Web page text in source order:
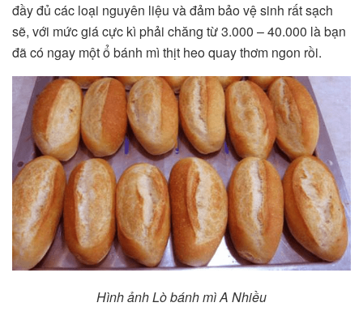
đầy đủ các loại nguyên liệu và đảm bảo vệ sinh rất sạch
sẽ, với mức giá cực kì phải chăng từ 3.000 – 40.000 là bạn
đã có ngay một ổ bánh mì thịt heo quay thơm ngon rồi.
Hình ảnh Lò bánh mì A Nhiều